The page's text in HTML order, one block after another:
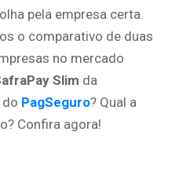
pela empresa certa.
o comparativo de duas
no mercado
Slim da
do PagSeguro? Qual a
Confira agora!